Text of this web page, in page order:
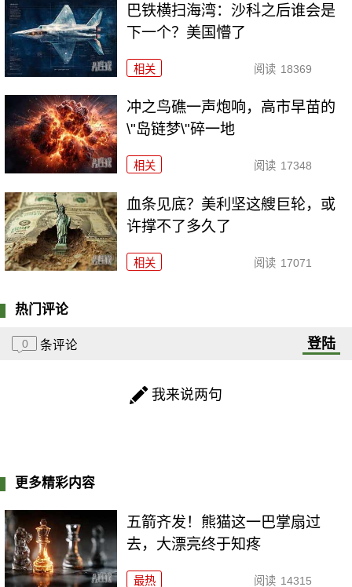
巴铁横扫海湾：沙科之后谁会是
下一个？美国懵了
相关 阅读 18369
冲之鸟礁一声炮响，高市早苗的
\"岛链梦\"碎一地
相关 阅读 17348
血条见底？美利坚这艘巨轮，或
许撑不了多久了
相关 阅读 17071
热门评论
0 条评论 登陆
我来说两句
更多精彩内容
五箭齐发！熊猫这一巴掌扇过
去，大漂亮终于知疼
最热 阅读 14315